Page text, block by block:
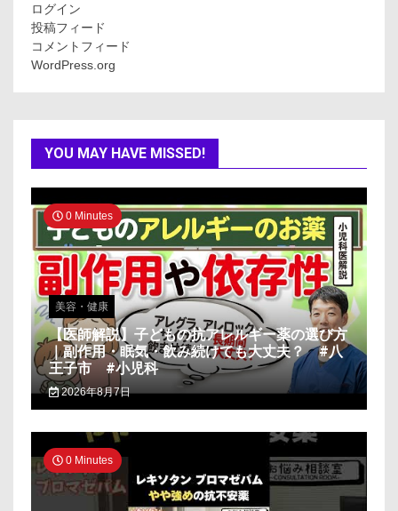
ログイン
投稿フィード
コメントフィード
WordPress.org
YOU MAY HAVE MISSED!
0 Minutes
美容・健康
【医師解説】子どもの抗アレルギー薬の選び方
｜副作用・眠気・飲み続けても大丈夫？ #八
王子市 #小児科
2026年8月7日
0 Minutes